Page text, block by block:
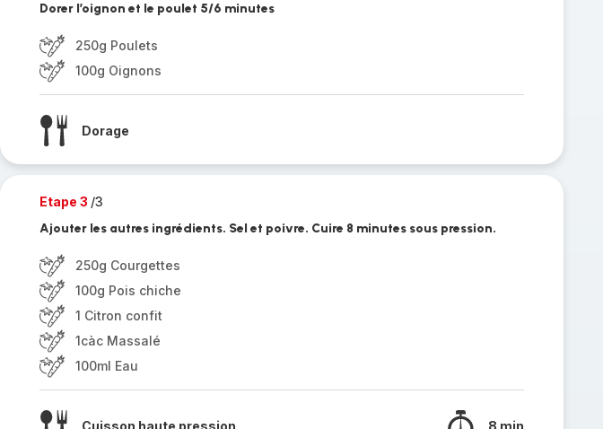
Dorer l’oignon et le poulet 5/6 minutes
250g Poulets
100g Oignons
Dorage
Etape 3 /3
Ajouter les autres ingrédients. Sel et poivre. Cuire 8 minutes sous pression.
250g Courgettes
100g Pois chiche
1 Citron confit
1càc Massalé
100ml Eau
Cuisson haute pression 8 min